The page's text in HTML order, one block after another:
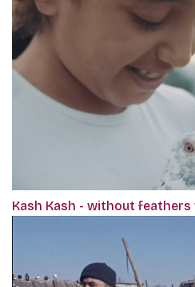
Kash Kash - without feathers